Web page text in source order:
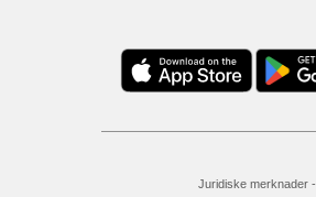
Juridiske merknader-